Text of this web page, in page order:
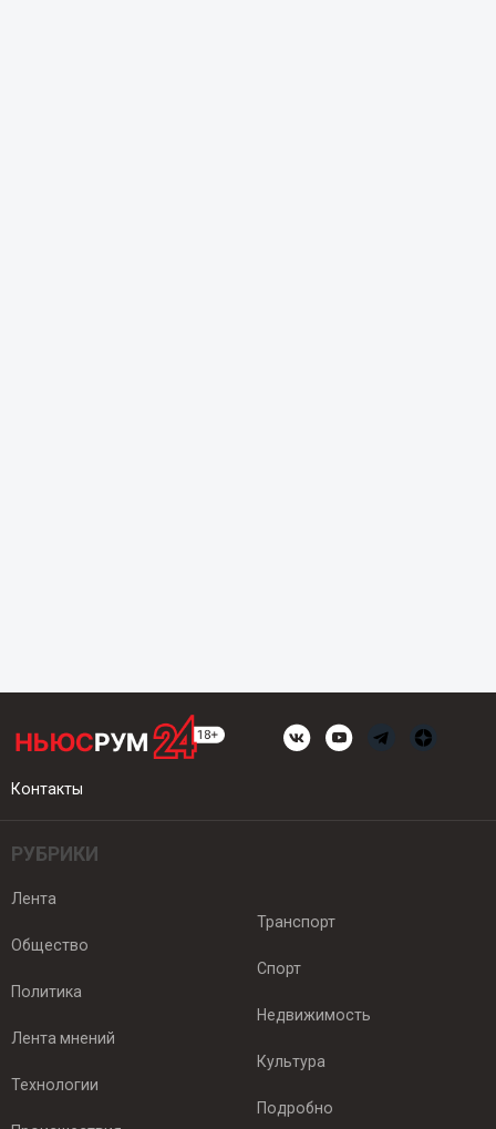
Контакты
РУБРИКИ
Лента
Общество
Политика
Лента мнений
Технологии
Транспорт
Спорт
Недвижимость
Культура
Подробно